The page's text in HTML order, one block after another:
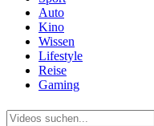
Auto
Kino
Wissen
Lifestyle
Reise
Gaming